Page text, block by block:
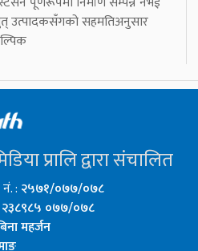
उत्पादकसँगको सहमतिअनुसार
प्रालि द्वारा संचालित
: २५७१/०७७/०७८
२३८९८५ ०७७/०७८
महर्जन